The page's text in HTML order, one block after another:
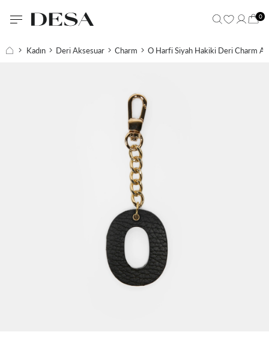
0
Kadın Deri Aksesuar Charm O Harfi Siyah Hakiki Deri Charm